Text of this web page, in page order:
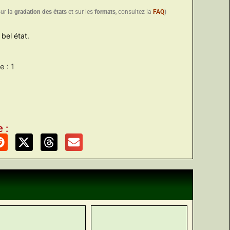
la gradation des états et sur les formats, consultez la FAQ)
état.
: 1
: